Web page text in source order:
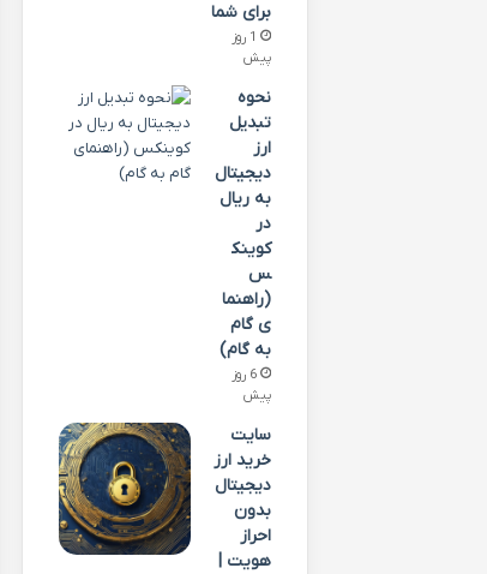
برای شما
1 روز
پیش
نحوه
تبدیل
ارز
دیجیتال
به ریال
در
کوینک
س
(راهنما
ی گام
به گام)
6 روز
پیش
سایت
خرید ارز
دیجیتال
بدون
احراز
هویت |